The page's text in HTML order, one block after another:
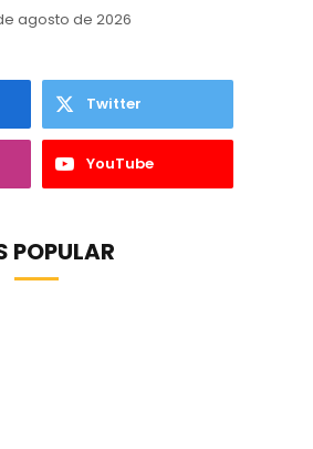
agosto de 2026
Twitter
YouTube
POPULAR